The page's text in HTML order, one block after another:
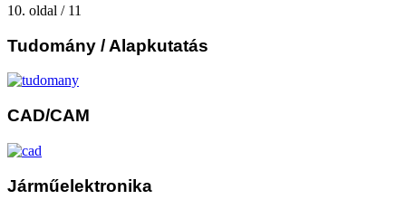
10. oldal / 11
Tudomány / Alapkutatás
CAD/CAM
Járműelektronika